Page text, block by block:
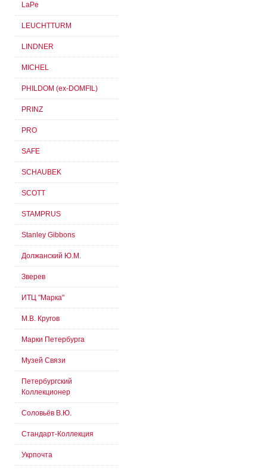
LaPe
LEUCHTTURM
LINDNER
MICHEL
PHILDOM (ex-DOMFIL)
PRINZ
PRO
SAFE
SCHAUBEK
SCOTT
STAMPRUS
Stanley Gibbons
Должанский Ю.М.
Зверев
ИТЦ "Марка"
М.В. Кругов
Марки Петербурга
Музей Связи
Петербургский
Коллекционер
Соловьёв В.Ю.
Стандарт-Коллекция
Укрпочта